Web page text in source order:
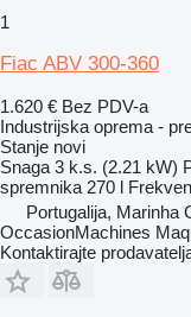
1
Fiac ABV 300-360
1.620 € Bez PDV-a
Industrijska oprema -
Stanje novi
Snaga 3 k.s. (2.21 kW)
spremnika 270 l
Portugalija, Marinha
OccasionMachines
Kontaktirajte